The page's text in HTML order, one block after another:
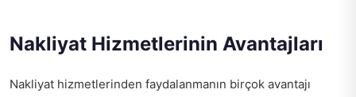
Nakliyat Hizmetlerinin Avantajları
Nakliyat hizmetlerinden faydalanmanın birçok avantajı